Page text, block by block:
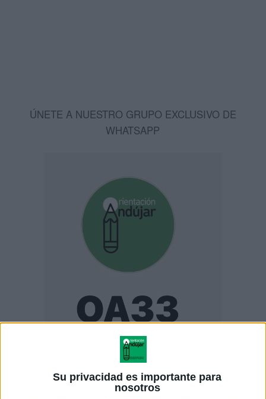
Su privacidad es importante para
nosotros
ÚNETE A NUESTRO GRUPO EXCLUSIVO DE
WHATSAPP
ENLACE AL GRUPO